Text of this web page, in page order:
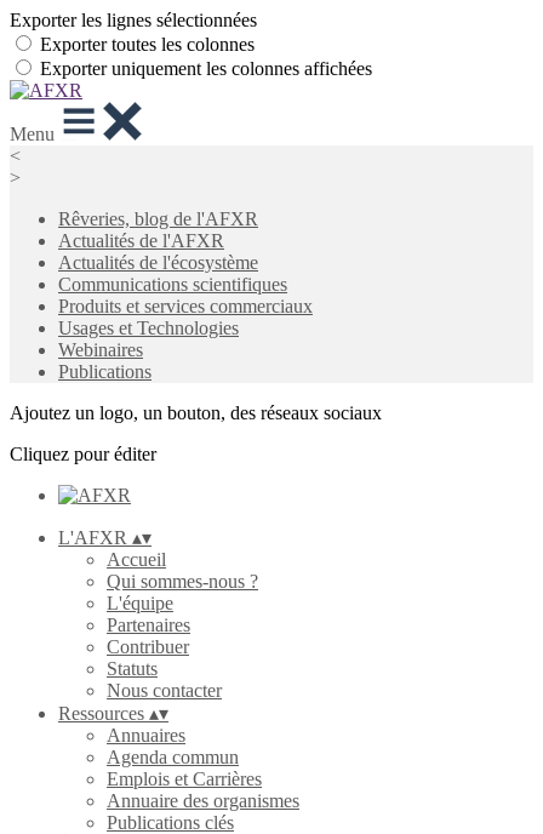
Exporter les lignes sélectionnées
Exporter toutes les colonnes
Exporter uniquement les colonnes affichées
Menu
<
>
Rêveries, blog de l'AFXR
Actualités de l'AFXR
Actualités de l'écosystème
Communications scientifiques
Produits et services commerciaux
Usages et Technologies
Webinaires
Publications
Ajoutez un logo, un bouton, des réseaux sociaux
Cliquez pour éditer
L'AFXR ▴▾
Accueil
Qui sommes-nous ?
L'équipe
Partenaires
Contribuer
Statuts
Nous contacter
Ressources ▴▾
Annuaires
Agenda commun
Emplois et Carrières
Annuaire des organismes
Publications clés